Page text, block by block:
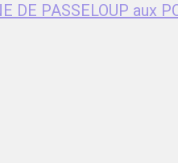
PASSELOUP aux